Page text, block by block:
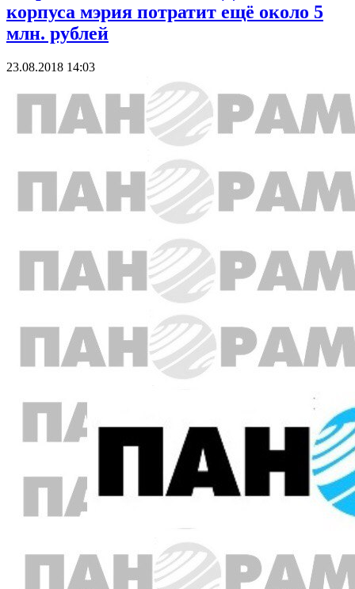
корпуса мэрия потратит ещё около 5
млн. рублей
23.08.2018 14:03